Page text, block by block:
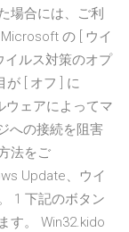
場合には、ご利
の [ ウイ
イルス対策のオプ
が [ オフ ] に
ウェアによってマ
への接続を阻害
法をご
Update、ウイ
1 下記のボタン
す。 Win32.kido